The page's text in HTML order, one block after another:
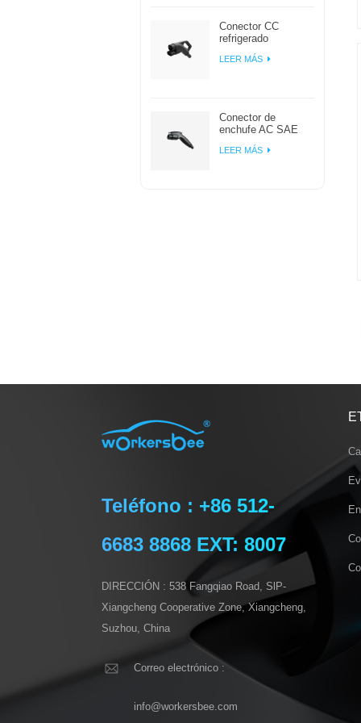
Conector CC
refrigerado
Workersbee 400A
LEER MÁS
Conector de
enchufe AC SAE
para carga de coche
LEER MÁS
Teléfono : +86 512-
6683 8868 EXT: 8007
DIRECCIÓN : 538 Fangqiao Road, SlP-
Xiangcheng Cooperative Zone, Xiangcheng,
Suzhou, China
Correo electrónico :
info@workersbee.com